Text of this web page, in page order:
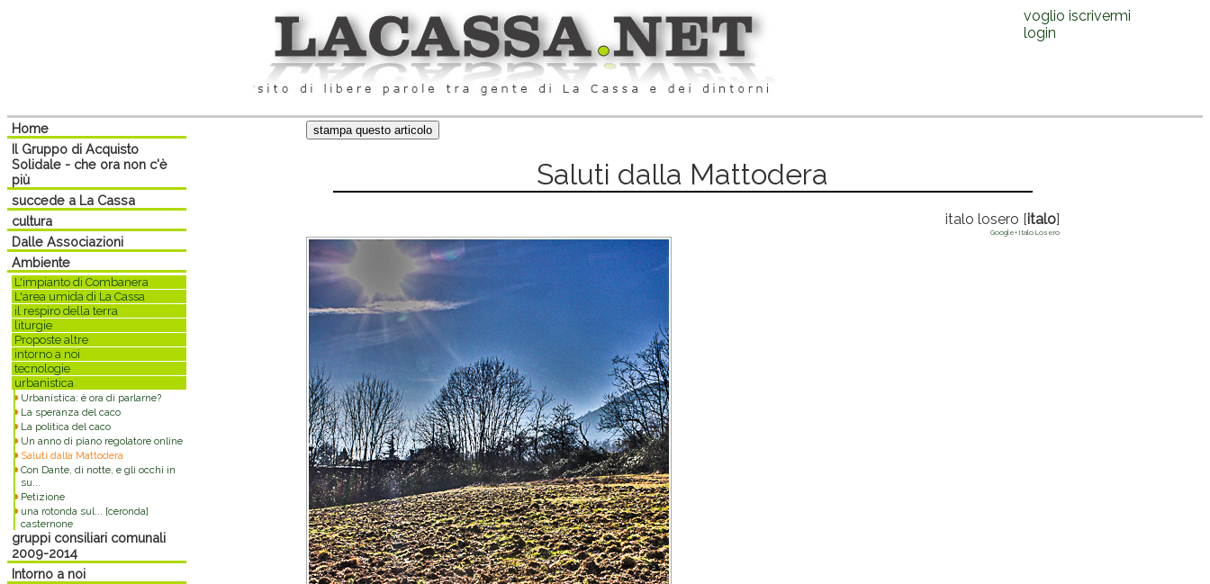
voglio iscrivermi
login
Home
Il Gruppo di Acquisto
Solidale - che ora non c'è
più
succede a La Cassa
cultura
Dalle Associazioni
Ambiente
L'impianto di Combanera
L'area umida di La Cassa
il respiro della terra
liturgie
Proposte altre
intorno a noi
tecnologie
urbanistica
Urbanistica: è ora di parlarne?
La speranza del caco
La politica del caco
Un anno di piano regolatore online
Saluti dalla Mattodera
Con Dante, di notte, e gli occhi in
su...
Petizione
una rotonda sul... [ceronda]
casternone
gruppi consiliari comunali
2009-2014
Intorno a noi
Saluti dalla Mattodera
italo losero [italo]
Google+ Italo Losero